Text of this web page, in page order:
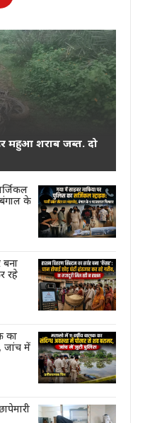
महुआ शराब जब्त. दो
के
बना
रहे
का
जांच में